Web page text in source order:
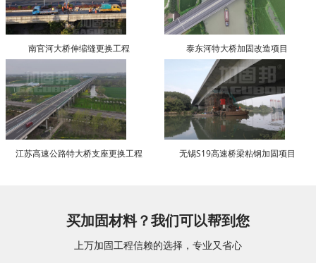
南官河大桥伸缩缝更换工程 泰东河特大桥加固改造项目
江苏高速公路特大桥支座更换工程 无锡S19高速桥梁粘钢加固项目
买加固材料？我们可以帮到您
上万加固工程信赖的选择，专业又省心